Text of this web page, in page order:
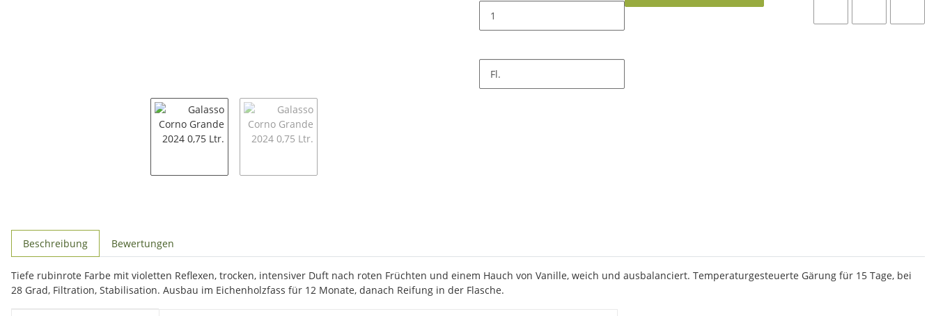
Fl.
weitere Registerkarten anzeigen
Beschreibung Bewertungen
Tiefe rubinrote Farbe mit violetten Reflexen, trocken, intensiver Duft nach roten Früchten und einem Hauch von Vanille, weich und ausbalanciert. Temperaturgesteuerte Gärung für 15 Tage, bei
28 Grad, Filtration, Stabilisation. Ausbau im Eichenholzfass für 12 Monate, danach Reifung in der Flasche.